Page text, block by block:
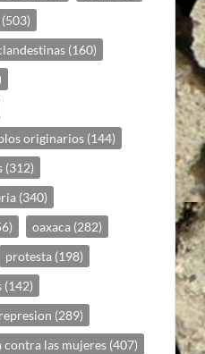
(503)
(160)
originarios (144)
(312)
(340)
oaxaca (282)
protesta (198)
(142)
represion (289)
contra las mujeres (407)